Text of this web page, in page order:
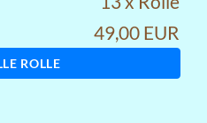
49,00 EUR
ROLLE